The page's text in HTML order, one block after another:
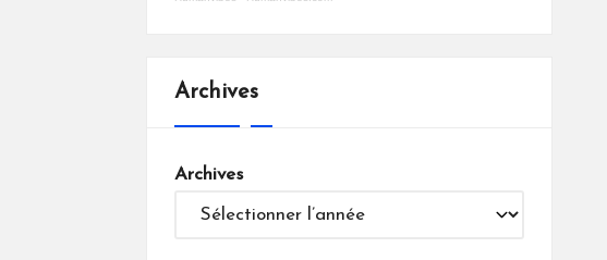
Archives
Archives